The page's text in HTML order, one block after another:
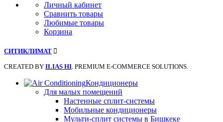
Личный кабинет
Сравнить товары
Любимые товары
Корзина
СИТИКЛИМАТ
CREATED BY ILIAS HI. PREMIUM E-COMMERCE SOLUTIONS.
Кондиционеры
Для малых помещений
Настенные сплит-системы
Мобильные кондиционеры
Мульти-сплит системы в Бишкеке